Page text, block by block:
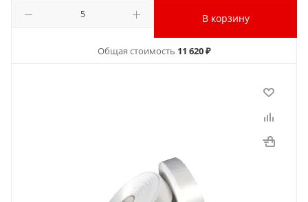
В корзину
Общая стоимость 11 620 ₽